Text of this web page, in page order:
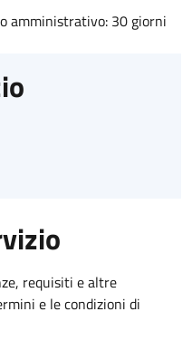
amministrativo: 30 giorni
requisiti e altre
e le condizioni di